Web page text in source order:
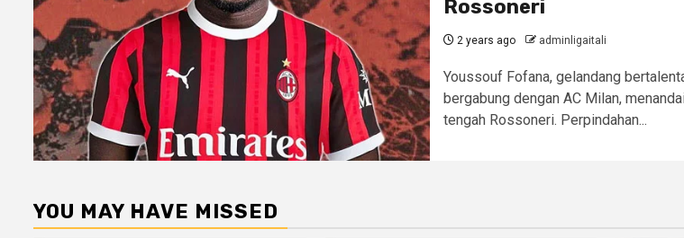
Rossoneri
2 years ago adminligaitali
Youssouf Fofana, gelandang
bergabung dengan AC Milan,
tengah Rossoneri.​ Perpindahan...
YOU MAY HAVE MISSED